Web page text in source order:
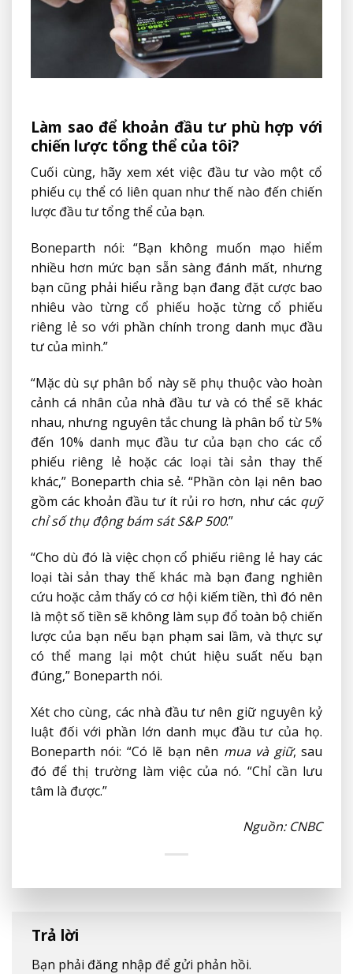
Làm sao để khoản đầu tư phù hợp với
chiến lược tổng thể của tôi?
Cuối cùng, hãy xem xét việc đầu tư vào một cổ
phiếu cụ thể có liên quan như thế nào đến chiến
lược đầu tư tổng thể của bạn.
Boneparth nói: “Bạn không muốn mạo hiểm
nhiều hơn mức bạn sẵn sàng đánh mất, nhưng
bạn cũng phải hiểu rằng bạn đang đặt cược bao
nhiêu vào từng cổ phiếu hoặc từng cổ phiếu
riêng lẻ so với phần chính trong danh mục đầu
tư của mình.”
“Mặc dù sự phân bổ này sẽ phụ thuộc vào hoàn
cảnh cá nhân của nhà đầu tư và có thể sẽ khác
nhau, nhưng nguyên tắc chung là phân bổ từ 5%
đến 10% danh mục đầu tư của bạn cho các cổ
phiếu riêng lẻ hoặc các loại tài sản thay thế
khác,” Boneparth chia sẻ. “Phần còn lại nên bao
gồm các khoản đầu tư ít rủi ro hơn, như các quỹ
chỉ số thụ động bám sát S&P 500.”
“Cho dù đó là việc chọn cổ phiếu riêng lẻ hay các
loại tài sản thay thế khác mà bạn đang nghiên
cứu hoặc cảm thấy có cơ hội kiếm tiền, thì đó nên
là một số tiền sẽ không làm sụp đổ toàn bộ chiến
lược của bạn nếu bạn phạm sai lầm, và thực sự
có thể mang lại một chút hiệu suất nếu bạn
đúng,” Boneparth nói.
Xét cho cùng, các nhà đầu tư nên giữ nguyên kỷ
luật đối với phần lớn danh mục đầu tư của họ.
Boneparth nói: “Có lẽ bạn nên mua và giữ, sau
đó để thị trường làm việc của nó. “Chỉ cần lưu
tâm là được.”
Nguồn: CNBC
Trả lời
Bạn phải đăng nhập để gửi phản hồi.